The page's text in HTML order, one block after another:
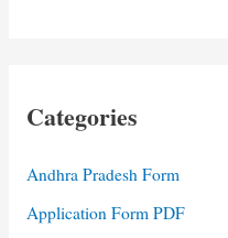
Categories
Andhra Pradesh Form
Application Form PDF